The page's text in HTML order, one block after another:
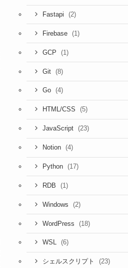
Fastapi (2)
Firebase (1)
GCP (1)
Git (8)
Go (4)
HTML/CSS (5)
JavaScript (23)
Notion (4)
Python (17)
RDB (1)
Windows (2)
WordPress (18)
WSL (6)
シェルスクリプト (23)